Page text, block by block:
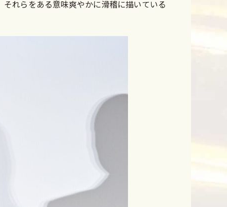
れらをある意味爽やかに滑稽に描いている